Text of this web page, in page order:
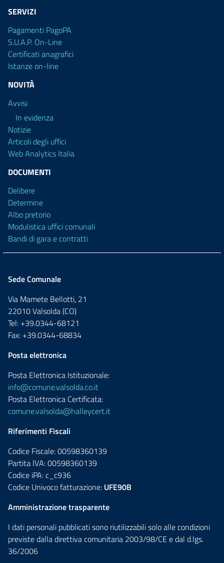
SERVIZI
Pagamenti PagoPA
S.U.A.P. On-Line
Certificati anagrafici
Istanze on-line
NOVITÀ
Avvisi
In evidenza
Notizie
Articoli degli uffici
Web Analytics Italia
DOCUMENTI
Delibere
Determine
Albo pretorio
Modulistica uffici comunali
Bandi di gara e contratti
Sede Comunale
Via Mamete Bellotti, 21
22010 Valsolda (CO)
Tel: +39.0344-68121
Fax: +39.0344-68834
Posta elettronica
Posta Elettronica Istituzionale:
info@comune.valsolda.co.it
Posta Elettronica Certificata:
comune.valsolda@halleycert.it
Riferimenti Fiscali
Codice Fiscale: 00598360139
Partita IVA: 00598360139
Codice iPA: c_c936
Codice Univoco fatturazione: UFE90B
Amministrazione trasparente
I dati personali pubblicati sono riutilizzabili solo alle condizioni
previste dalla direttiva comunitaria 2003/98/CE e dal d.lgs.
36/2006